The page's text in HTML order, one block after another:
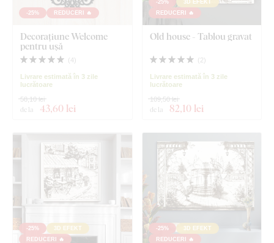
-25% REDUCERI 🔥
Decorațiune Welcome
pentru ușă
( 4)
Livrare estimată în 3 zile
lucrătoare
de la 43,60 lei
58,10 lei
-25%
3D EFEKT
REDUCERI 🔥
Old house - Tablou gravat
( 2)
Livrare estimată în 3 zile
lucrătoare
de la 82,10 lei
109,50 lei
-25%
3D EFEKT
REDUCERI 🔥
-25%
3D EFEKT
REDUCERI 🔥